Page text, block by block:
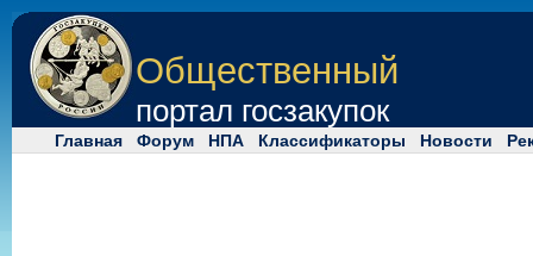
Общественный
портал госзакупок
Главная Форум НПА Классификаторы Новости